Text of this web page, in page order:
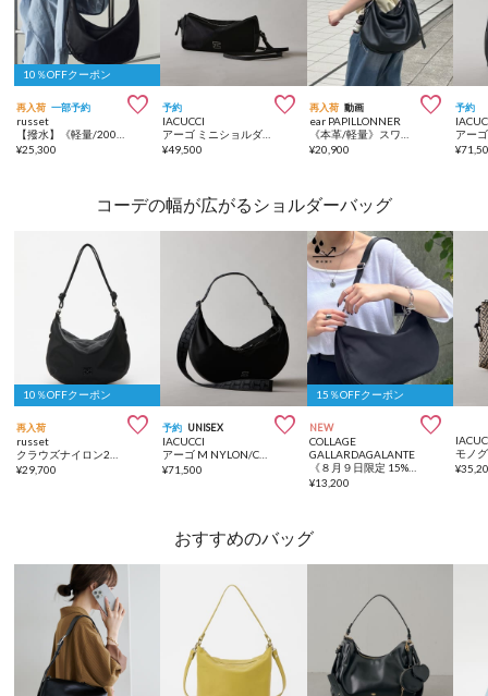
10％OFFクーポン
再入荷 一部予約 
russet
¥25,300
予約 
IACUCCI
¥49,500
再入荷 動画 
ear PAPILLONNER
¥20,900
予約
¥
コーデの幅が広がるショルダーバッグ
10％OFFクーポン
再入荷 
russet
クラウズナイロン2WAYショルダーバッグ
¥29,700
予約 UNISEX 
IACUCCI
アーゴ M NYLON/CERVO
¥71,500
15％OFFクーポン
NEW 
COLLAGE
GALLARDAGALANTE
《８月９日限定 15%OFF》【強撥水/人気デザイン】強撥水ナイロンショルダーバッグ
¥13,200
¥
おすすめのバッグ